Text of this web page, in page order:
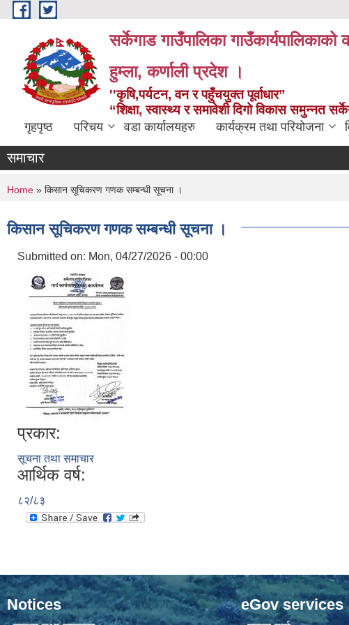
Skip to main content
सर्केगाड गाउँपालिका गाउँकार्यपालिकाको
हुम्ला, कर्णाली प्रदेश ।
''कृषि,पर्यटन, वन र पहुँचयुक्त पूर्वाधार”
“शिक्षा, स्वास्थ्य र समावेशी दिगो विकास समुन्नत
गृहपृष्ठ परिचय वडा कार्यालयहरु कार्यक्रम तथा परियोजना
समाचार
You are here
Home » किसान सूचिकरण गणक सम्बन्धी सूचना ।
किसान सूचिकरण गणक सम्बन्धी सूचना ।
Submitted on: Mon, 04/27/2026 - 00:00
प्रकार:
सूचना तथा समाचार
आर्थिक वर्ष:
८२/८३
Notices eGov services